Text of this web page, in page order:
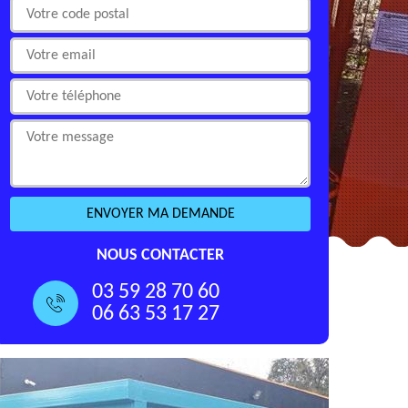
NOUS CONTACTER
03 59 28 70 60
06 63 53 17 27